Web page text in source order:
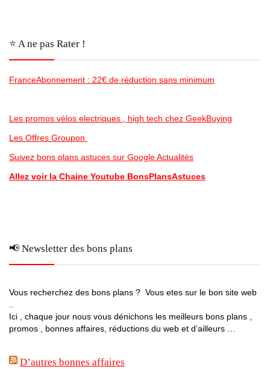
⭐️ A ne pas Rater !
FranceAbonnement : 22€ de réduction sans minimum
Les promos vélos electriques , high tech chez GeekBuying
Les Offres Groupon
Suivez bons plans astuces sur Google Actualités
Allez voir la Chaine Youtube BonsPlansAstuces
📢 Newsletter des bons plans
Vous recherchez des bons plans ? Vous etes sur le bon site web
Ici , chaque jour nous vous dénichons les meilleurs bons plans ,
promos , bonnes affaires, réductions du web et d’ailleurs …
D’autres bonnes affaires